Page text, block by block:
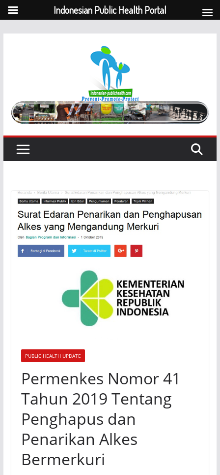
PUBLIC HEALTH UPDATE
Permenkes Nomor 41
Tahun 2019 Tentang
Penghapus dan
Penarikan Alkes
Bermerkuri
Indonesian Public Health Portal